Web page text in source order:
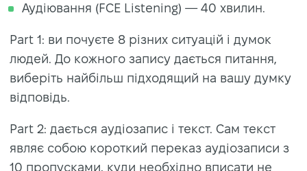
Аудіювання (FCE Listening) — 40 хвилин.
Part 1: ви почуєте 8 різних ситуацій і думок
людей. До кожного запису дається питання,
виберіть найбільш підходящий на вашу думку
відповідь.
Part 2: дається аудіозапис і текст. Сам текст
являє собою короткий переказ аудіозаписи з
10 пропусками, куди необхідно вписати не